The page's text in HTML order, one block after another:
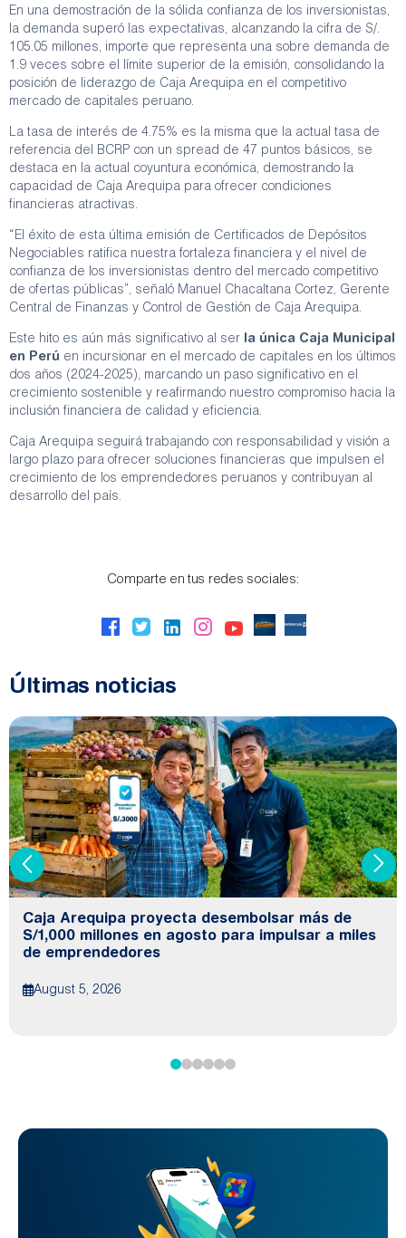
En una demostración de la sólida confianza de los inversionistas,
la demanda superó las expectativas, alcanzando la cifra de S/.
105.05 millones, importe que representa una sobre demanda de
1.9 veces sobre el límite superior de la emisión, consolidando la
posición de liderazgo de Caja Arequipa en el competitivo
mercado de capitales peruano.
La tasa de interés de 4.75% es la misma que la actual tasa de
referencia del BCRP con un spread de 47 puntos básicos, se
destaca en la actual coyuntura económica, demostrando la
capacidad de Caja Arequipa para ofrecer condiciones
financieras atractivas.
“El éxito de esta última emisión de Certificados de Depósitos
Negociables ratifica nuestra fortaleza financiera y el nivel de
confianza de los inversionistas dentro del mercado competitivo
de ofertas públicas”, señaló Manuel Chacaltana Cortez, Gerente
Central de Finanzas y Control de Gestión de Caja Arequipa.
Este hito es aún más significativo al ser la única Caja Municipal
en Perú en incursionar en el mercado de capitales en los últimos
dos años (2024-2025), marcando un paso significativo en el
crecimiento sostenible y reafirmando nuestro compromiso hacia la
inclusión financiera de calidad y eficiencia.
Caja Arequipa seguirá trabajando con responsabilidad y visión a
largo plazo para ofrecer soluciones financieras que impulsen el
crecimiento de los emprendedores peruanos y contribuyan al
desarrollo del país.
Comparte en tus redes sociales:
Últimas noticias
Caja Arequipa proyecta desembolsar más de
S/1,000 millones en agosto para impulsar a miles
de emprendedores
August 5, 2026